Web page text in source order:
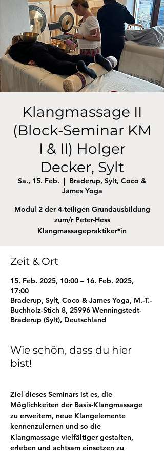
Klangmassage II
(Block-Seminar KM
I & II) Holger
Decker, Sylt
Sa., 15. Feb.
  |
Braderup, Sylt, Coco &
James Yoga
Modul 2 der 4-teiligen Grundausbildung
zum/r Peter-Hess
Klangmassagepraktiker*in
Zeit & Ort
15. Feb. 2025, 10:00 – 16. Feb. 2025,
17:00
Braderup, Sylt, Coco & James Yoga, M.-T.-
Buchholz-Stich 8, 25996 Wenningstedt-
Braderup (Sylt), Deutschland
Wie schön, dass du hier
bist!
Ziel dieses Seminars ist es, die
Möglichkeiten der Basis-Klangmassage
zu erweitern, neue Klangelemente
kennenzulernen und so die
Klangmassage vielfältiger gestalten,
erleben und achtsam einsetzen zu